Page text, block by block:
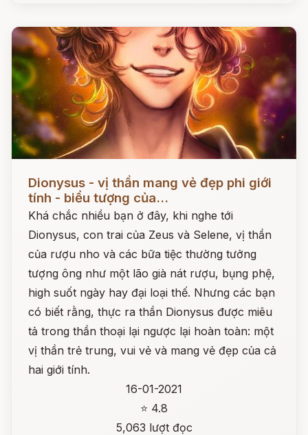
Dionysus - vị thần mang vẻ đẹp phi giới
tính - biểu tượng của...
Khá chắc nhiều bạn ở đây, khi nghe tới
Dionysus, con trai của Zeus và Selene, vị thần
của rượu nho và các bữa tiệc thường tưởng
tượng ông như một lão già nát rượu, bụng phệ,
high suốt ngày hay đại loại thế. Nhưng các bạn
có biết rằng, thực ra thần Dionysus được miêu
tả trong thần thoại lại ngược lại hoàn toàn: một
vị thần trẻ trung, vui vẻ và mang vẻ đẹp của cả
hai giới tính.
16-01-2021
⭐ 4.8
5,063 lượt đọc